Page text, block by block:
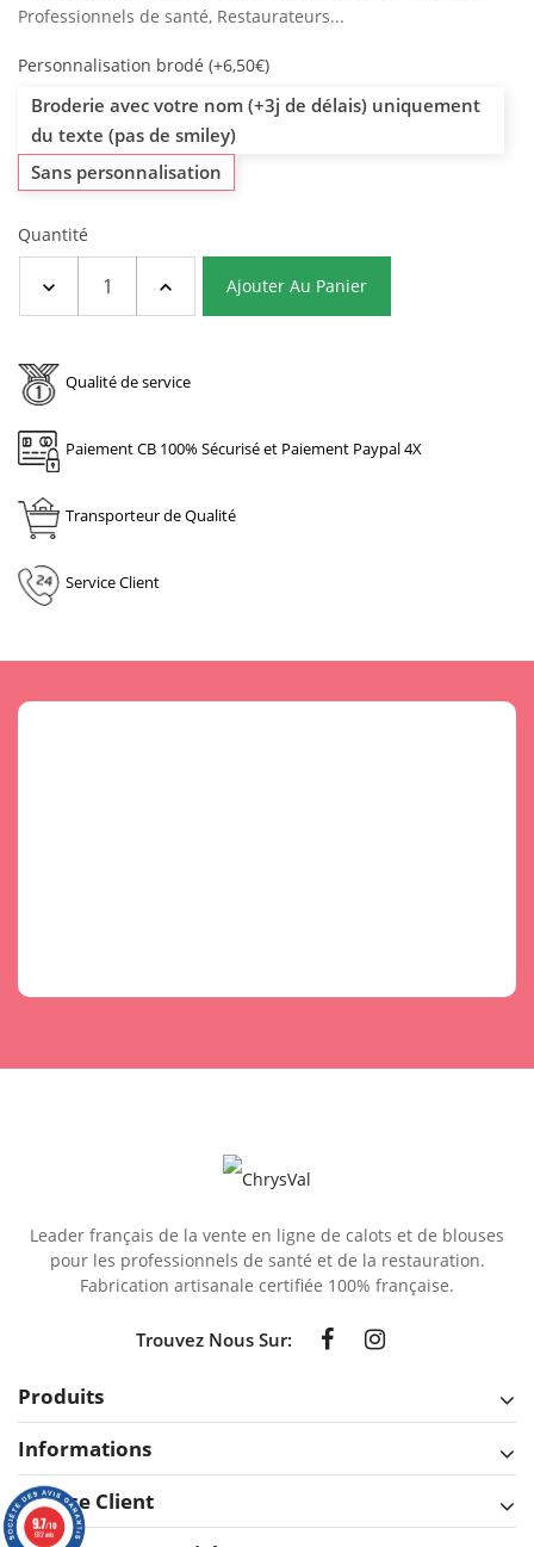
Professionnels de santé, Restaurateurs...
Personnalisation brodé (+6,50€)
Broderie avec votre nom (+3j de délais) uniquement
du texte (pas de smiley)
Sans personnalisation
Quantité
Ajouter Au Panier
Qualité de service
Paiement CB 100% Sécurisé et Paiement Paypal 4X
Transporteur de Qualité
Service Client
Leader français de la vente en ligne de calots et de blouses
pour les professionnels de santé et de la restauration.
Fabrication artisanale certifiée 100% française.
Trouvez Nous Sur:
Produits
Informations
Service Client
9.7/10
632 avis